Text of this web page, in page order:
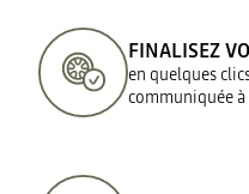
FINALISEZ
en quelques
communiquée